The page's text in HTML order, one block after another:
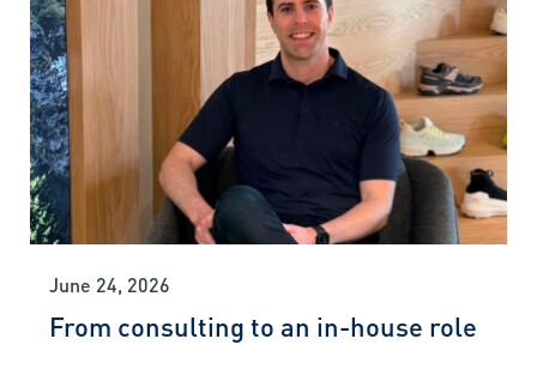
June 24, 2026
From consulting to an in-house role